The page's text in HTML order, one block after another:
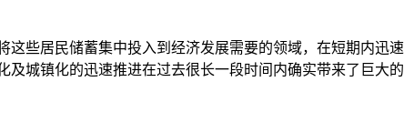
些居民储蓄集中投入到经济发展需要的领域，在短期内迅
城镇化的迅速推进在过去很长一段时间内确实带来了巨大的